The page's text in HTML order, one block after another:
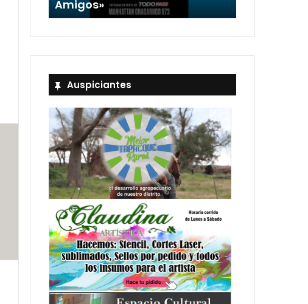
Stefani
Auspiciantes